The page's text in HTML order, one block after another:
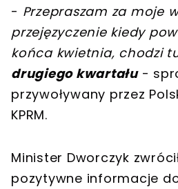
- Przepraszam za moje
przejęzyczenie kiedy
końca kwietnia, chodzi
drugiego kwartału-
przywoływany przez
KPRM.
Minister Dworczyk
pozytywne informacje